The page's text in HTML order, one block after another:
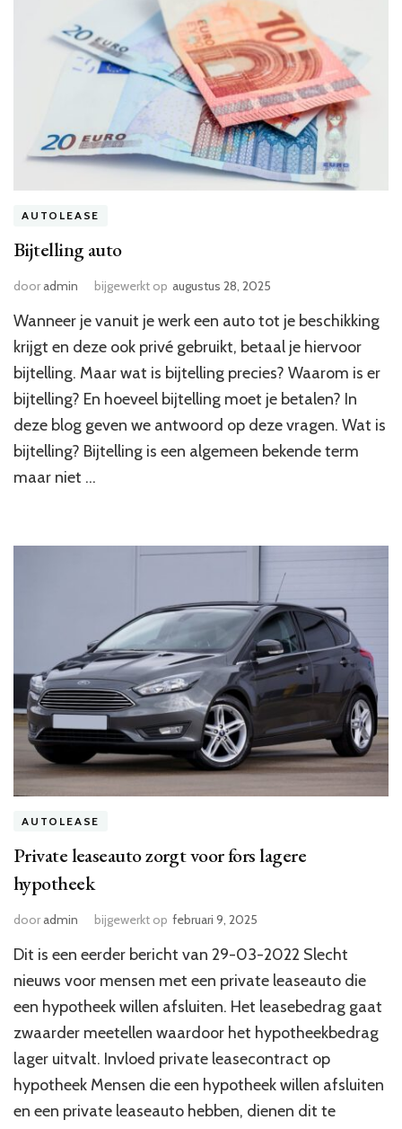
AUTOLEASE
Bijtelling auto
dooradmin bijgewerkt op augustus 28, 2025
Wanneer je vanuit je werk een auto tot je beschikking
krijgt en deze ook privé gebruikt, betaal je hiervoor
bijtelling. Maar wat is bijtelling precies? Waarom is er
bijtelling? En hoeveel bijtelling moet je betalen? In
deze blog geven we antwoord op deze vragen. Wat is
bijtelling? Bijtelling is een algemeen bekende term
maar niet …
AUTOLEASE
Private leaseauto zorgt voor fors lagere
hypotheek
dooradmin bijgewerkt op februari 9, 2025
Dit is een eerder bericht van 29-03-2022 Slecht
nieuws voor mensen met een private leaseauto die
een hypotheek willen afsluiten. Het leasebedrag gaat
zwaarder meetellen waardoor het hypotheekbedrag
lager uitvalt. Invloed private leasecontract op
hypotheek Mensen die een hypotheek willen afsluiten
en een private leaseauto hebben, dienen dit te